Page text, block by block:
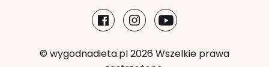
© wygodnadieta.pl 2026 Wszelkie prawa